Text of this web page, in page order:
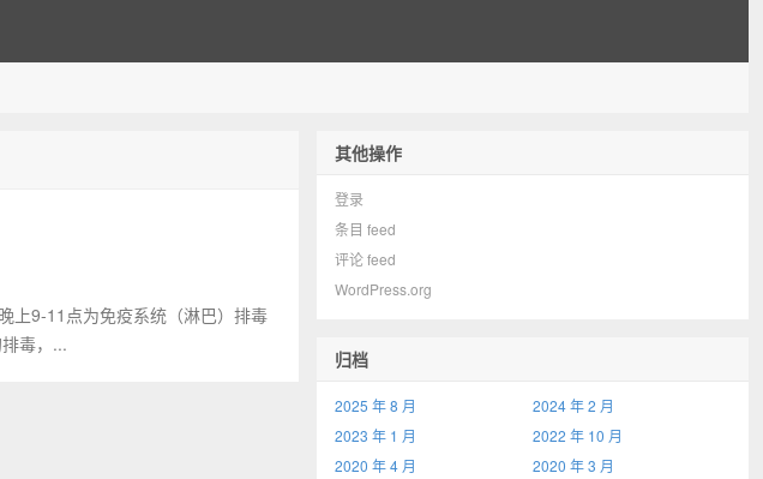
上9-11点为免疫系统（淋巴）排毒
毒，...
其他操作
登录
条目 feed
评论 feed
WordPress.org
归档
2025 年 8 月
2024 年 2 月
2023 年 1 月
2022 年 10 月
2020 年 4 月
2020 年 3 月